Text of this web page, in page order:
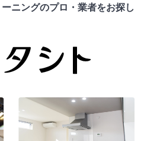
ニングのプロ・業者をお探し